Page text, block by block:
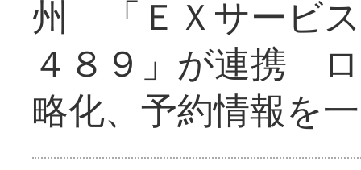
州 「ＥＸサービ
４８９」が連携
略化、予約情報を